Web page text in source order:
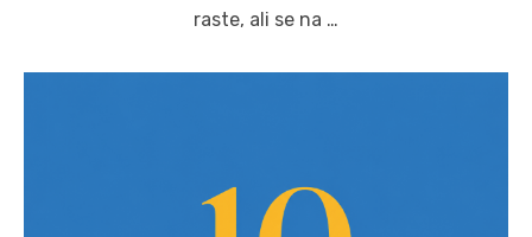
raste, ali se na …